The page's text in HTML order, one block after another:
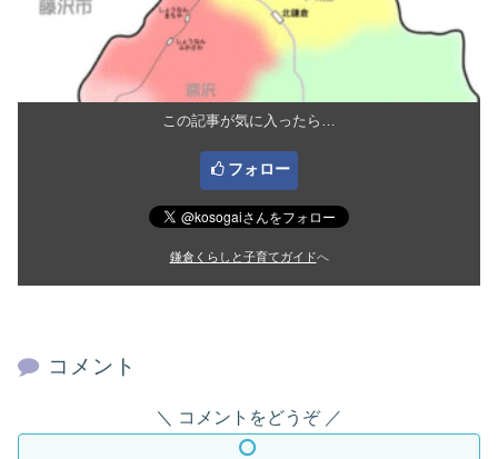
この記事が気に入ったら…
フォロー
鎌倉くらしと子育てガイドへ
コメント
コメントをどうぞ